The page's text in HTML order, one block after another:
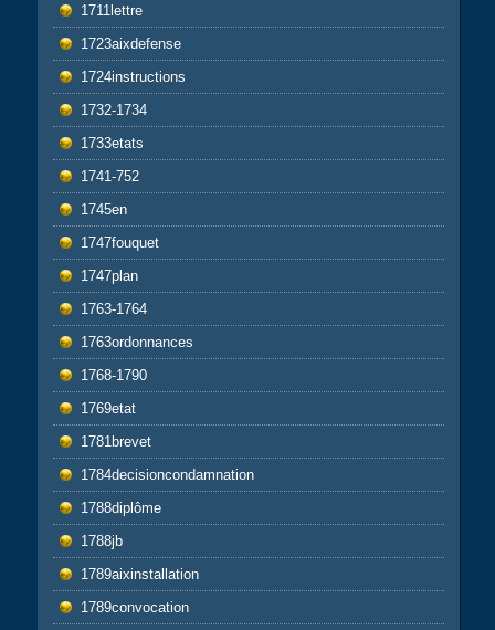
1711lettre
1723aixdefense
1724instructions
1732-1734
1733etats
1741-752
1745en
1747fouquet
1747plan
1763-1764
1763ordonnances
1768-1790
1769etat
1781brevet
1784decisioncondamnation
1788diplôme
1788jb
1789aixinstallation
1789convocation